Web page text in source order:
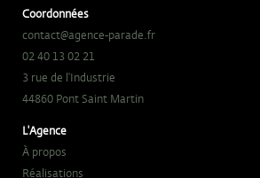
Coordonnées
contact@agence-parade.fr
02 40 13 02 21
3 rue de l'Industrie
44860 Pont Saint Martin
L'Agence
À propos
Réalisations